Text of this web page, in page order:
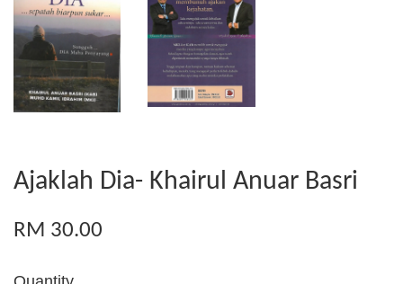
Ajaklah Dia- Khairul Anuar Basri
RM 30.00